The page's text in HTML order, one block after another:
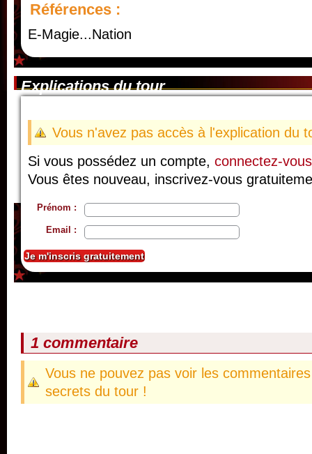
Références :
E-Magie...Nation
Explications du tour
Vous n'avez pas accès à l'explication du
Si vous possédez un compte, connectez-vous
Vous êtes nouveau, inscrivez-vous
Prénom :
Email :
1 commentaire
Vous ne pouvez pas voir les
secrets du tour !